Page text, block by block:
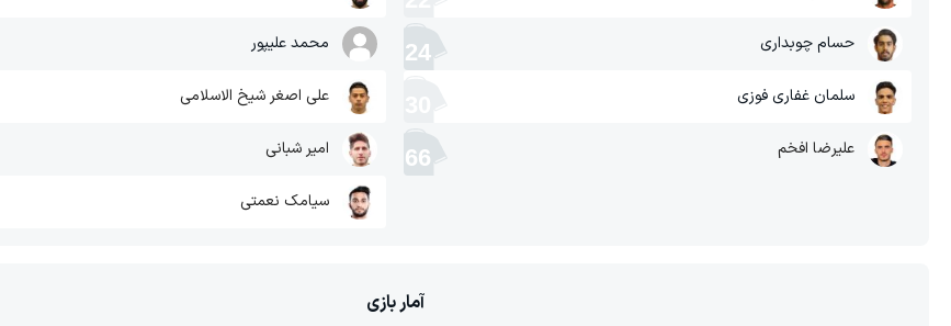
حسام چوبداری 24
سلمان غفاری فوزی
علیرضا افخم 66
محمد علیپور
علی اصغر شیخ الاسلامی
امیر شبانی
سیامک نعمتی
آمار بازی